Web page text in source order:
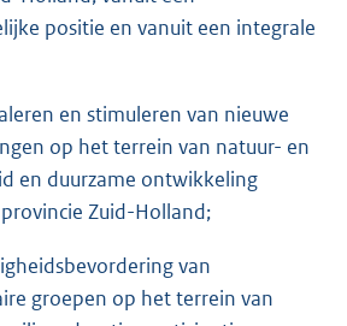
positie en vanuit een integrale
en stimuleren van nieuwe
op het terrein van natuur- en
en duurzame ontwikkeling
Zuid-Holland;
van
groepen op het terrein van